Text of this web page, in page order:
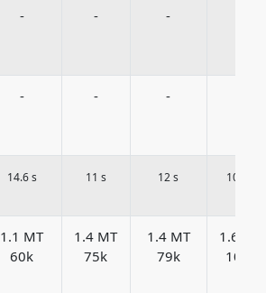
- - -
- - -
14.6 s 11 s 12 s 10.1 s
1.1 MT
60k
1.4 MT
75k
1.4 MT
79k
1.6 MT
103k